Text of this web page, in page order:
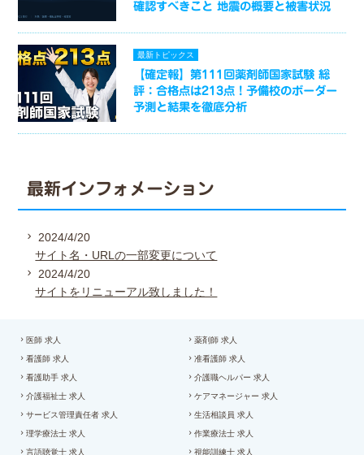
確認すべきこと 地震の概要と被害状況
最新トピックス
【確定報】第111回薬剤師国家試験 総
評：合格点は213点！予備校のボーダー
予測と結果を徹底分析
最新インフォメーション
2024/4/20
サイト名・URLの一部変更について
2024/4/20
サイトをリニューアル致しました！
医師 求人 薬剤師 求人
看護師 求人 准看護師 求人
看護助手 求人 介護職ヘルパー 求人
介護福祉士 求人 ケアマネージャー 求人
サービス管理責任者 求人 生活相談員 求人
理学療法士 求人 作業療法士 求人
言語聴覚士 求人 視能訓練士 求人